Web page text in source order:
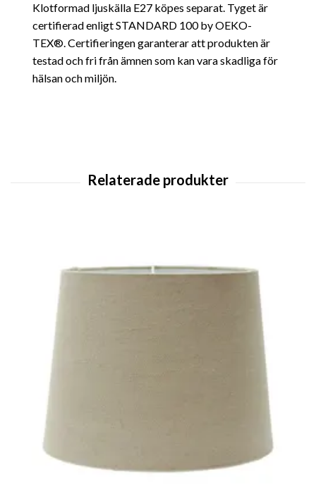
Klotformad ljuskälla E27 köpes separat. Tyget är
certifierad enligt STANDARD 100 by OEKO-
TEX®. Certifieringen garanterar att produkten är
testad och fri från ämnen som kan vara skadliga för
hälsan och miljön.